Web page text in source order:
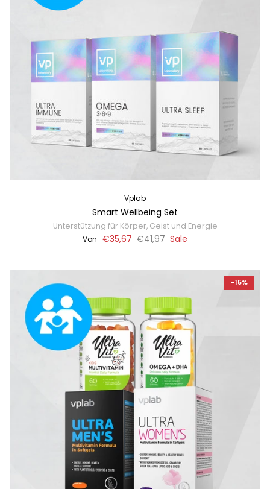
Vplab
Smart Wellbeing Set
Unterstützung für Körper, Geist und Energie
Von €35,67 €41,97 Sale
-15%